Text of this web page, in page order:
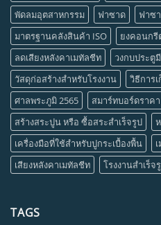
พัดลมอุตสาหกรรม
ฟาซาด ฟาซ
มาตรฐานคลังสินค้า ISO
ยงคอนกรี
ลดเสียงหลังคาเมทัลชีท
วงกบประตู
วัสดุก่อสร้างสำหรับโรงงาน
วิธีการ
ศาลพระภูมิ 2565
สมาร์ทบอร์ดราคา
สร้างสระปูน หรือ ซื้อสระสำเร็จรูป
เครื่องมือที่ใช้สำหรับปูกระเบื้องพื้น
เสียงหลังคาเมทัลชีท
โรงงานสำเร็จ
TAGS